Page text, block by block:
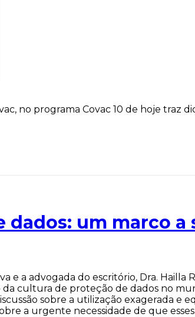
no programa Covac 10 de hoje traz
um marco a
e a advogada do escritório, Dra.
cultura de proteção de dados no
sobre a utilização exagerada e
a urgente necessidade de que